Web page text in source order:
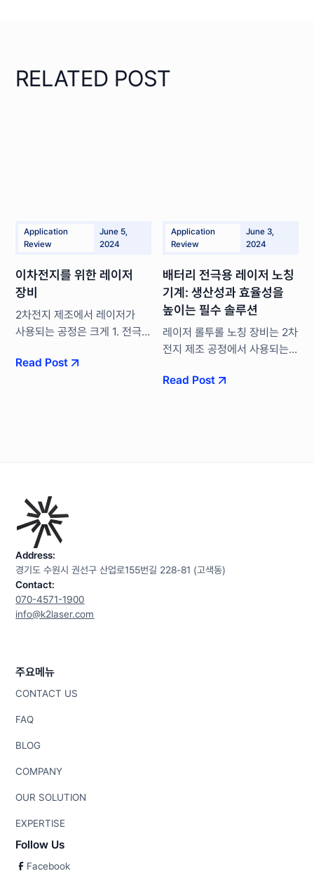
RELATED POST
Application
Review
June 5,
2024
이차전지를 위한 레이저
장비
2차전지 제조에서 레이저가
사용되는 공정은 크게 1. 전극
공정이 있습니다. 공정별 세부
Read Post
Application
Review
June 3,
2024
배터리 전극용 레이저 노칭
기계: 생산성과 효율성을
높이는 필수 솔루션
레이저 롤투롤 노칭 장비는 2차
전지 제조 공정에서 사용되는
레이저를 이용하여 이차전지의
Read Post
Address:
경기도 수원시 권선구 산업로155번길 228-81 (고색동)
Contact:
070-4571-1900
info@k2laser.com
주요메뉴
CONTACT US
FAQ
BLOG
COMPANY
OUR SOLUTION
EXPERTISE
Follow Us
Facebook